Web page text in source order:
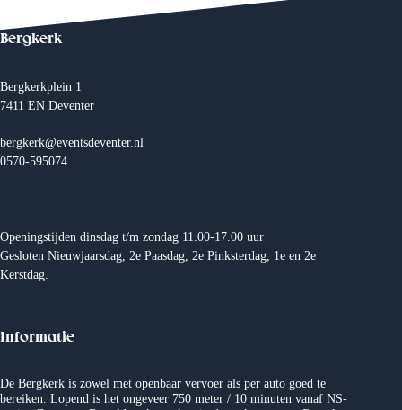
N
a
g
a
i
e
Bergkerk
Bergkerkplein 1
7411 EN Deventer
bergkerk@eventsdeventer.nl
0570-595074
Openingstijden dinsdag t/m zondag 11.00-17.00 uur
Gesloten Nieuwjaarsdag, 2e Paasdag, 2e Pinksterdag, 1e en 2e
Kerstdag.
Informatie
De Bergkerk is zowel met openbaar vervoer als per auto goed te
bereiken. Lopend is het ongeveer 750 meter / 10 minuten vanaf NS-